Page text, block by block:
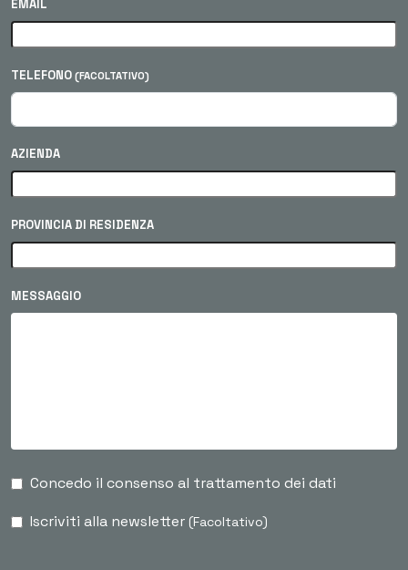
EMAIL
TELEFONO (FACOLTATIVO)
AZIENDA
PROVINCIA DI RESIDENZA
MESSAGGIO
Concedo il consenso al trattamento dei dati
Iscriviti alla newsletter (Facoltativo)